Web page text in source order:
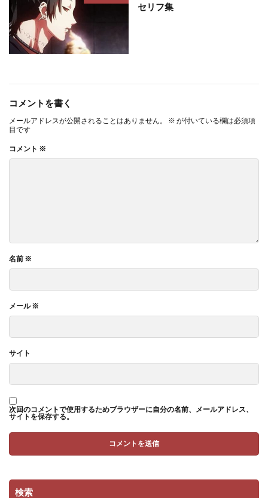
セリフ集
コメントを書く
メールアドレスが公開されることはありません。 ※ が付いている欄は必須項
目です
コメント ※
名前 ※
メール※
サイト
次回のコメントで使用するためブラウザーに自分の名前、メールアドレス、
サイトを保存する。
検索